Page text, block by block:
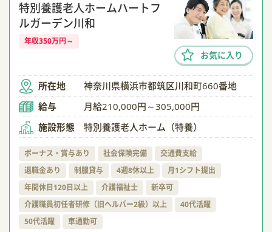
特別養護老人ホームハートフ
ルガーデン川和
年収350万円～
お気に入り
所在地
神奈川県横浜市都筑区川和町660番地
給与
月給210,000円～305,000円
施設形態
特別養護老人ホーム（特養）
ボーナス・賞与あり 社会保険完備
交通費支給
退職金あり
制服貸与 4週8休以上
月1シフト提出
年間休日120日以上
介護福祉士
新卒可
介護職員初任者研修（旧ヘルパー2級）以上
40代活躍
50代活躍
車通勤可